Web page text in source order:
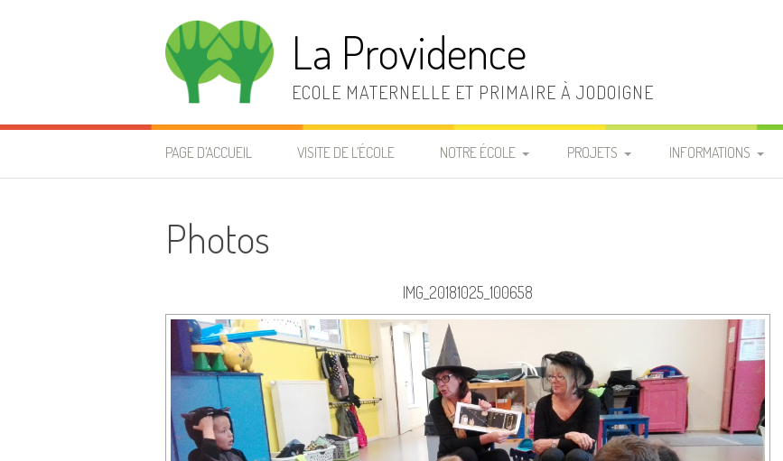
La Providence
ECOLE MATERNELLE ET PRIMAIRE À JODOIGNE
PAGE D’ACCUEIL VISITE DE L’ÉCOLE NOTRE ÉCOLE
LA SECTION PRIMAIRE
LE PERSONNEL
D’ENTRETIEN
LE CONSEIL DES ÉLÈVES
ACCUEIL EXTRA-SCOLAIRE
PROJETS
PROJETS ÉDUCATIF ET
PÉDAGOGIQUE
INFORMATIONS
REPAS CHAUDS
COMMANDE T-SHIRT DE
L’ÉCOLE
DOCUMENTS À
Photos
IMG_20181025_100658